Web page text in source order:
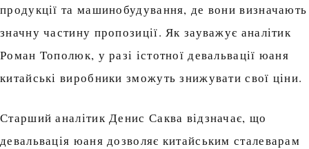
продукції та машинобудування, де вони визначають
значну частину пропозиції. Як зауважує аналітик
Роман Тополюк, у разі істотної девальвації юаня
китайські виробники зможуть знижувати свої ціни.
Старший аналітик Денис Саква відзначає, що
девальвація юаня дозволяє китайським сталеварам